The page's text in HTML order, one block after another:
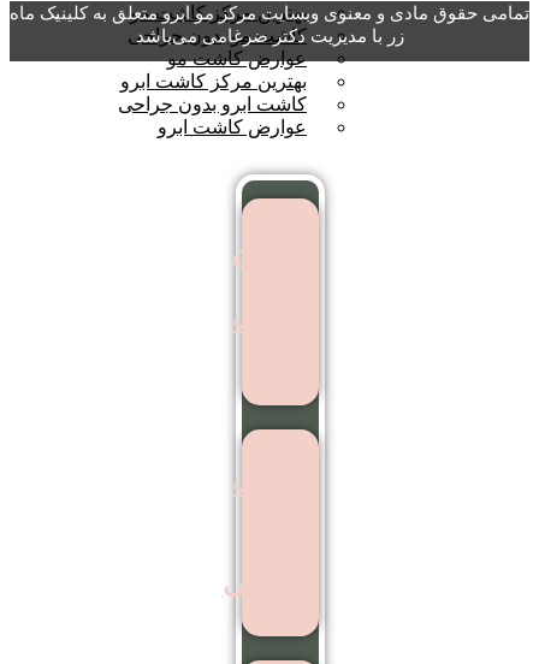
بهترین مرکز کاشت مو
کاشت مو بدون جراحی
عوارض کاشت مو
بهترین مرکز کاشت ابرو
کاشت ابرو بدون جراحی
عوارض کاشت ابرو
بهترین
کاشت
کاشت
جراحی
تمامی حقوق مادی و معنوی وبسایت مرکز مو ابرو متعلق به کلینیک ماه
زر با مدیریت دکتر ضرغامی می‌باشد